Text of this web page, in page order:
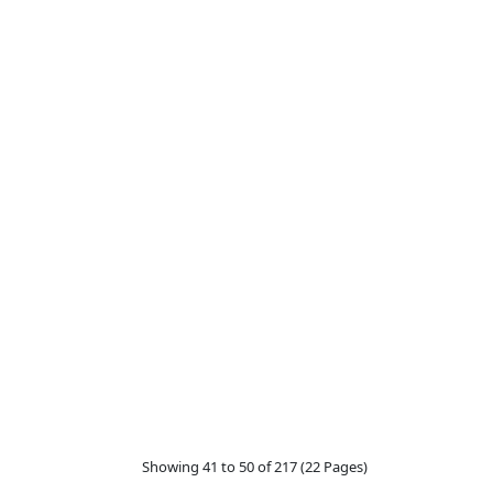
Showing 41 to 50 of 217 (22 Pages)